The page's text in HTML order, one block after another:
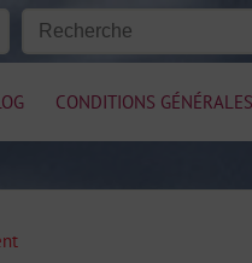
CONDITIONS